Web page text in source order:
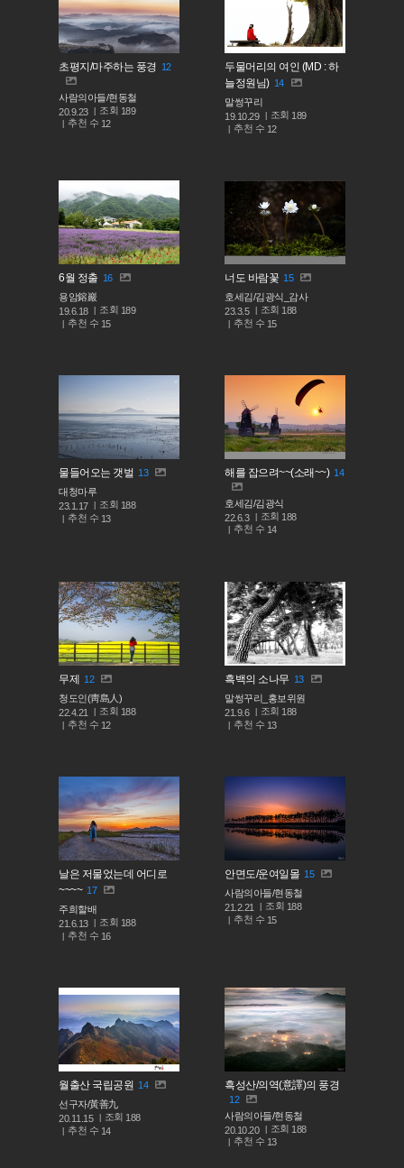
초평지/마주하는 풍경 12
사람의아들/현동철
20.9.23
조회 189
추천 수 12
두물머리의 여인 (MD : 하
늘정원님) 14
말썽꾸리
19.10.29
조회 189
추천 수 12
6월 정출 16
용암鎔巖
19.6.18
조회 189
추천 수 15
너도 바람꽃 15
호세김/김광식_감사
23.3.5
조회 188
추천 수 15
물들어오는 갯벌 13
대청마루
23.1.17
조회 188
추천 수 13
해를 잡으려~~(소래~~) 14
호세김/김광식
22.6.3
조회 188
추천 수 14
무제
12
청도인(靑島人)
22.4.21
조회 188
추천 수 12
흑백의 소나무 13
말썽꾸리_홍보위원
21.9.6
조회 188
추천 수 13
날은 저물었는데 어디로
~~~~ 17
주희할배
21.6.13
조회 188
추천 수 16
안면도/운여일몰 15
사람의아들/현동철
21.2.21
조회 188
추천 수 15
월출산 국립공원 14
선구자/黃善九
20.11.15
조회 188
추천 수 14
흑성산/의역(意譯)의 풍경
12
사람의아들/현동철
20.10.20
조회 188
추천 수 13